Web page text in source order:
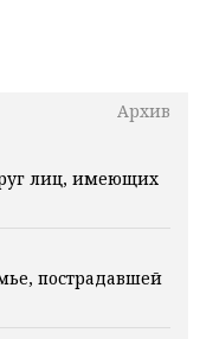
Архив
лиц, имеющих
пострадавшей